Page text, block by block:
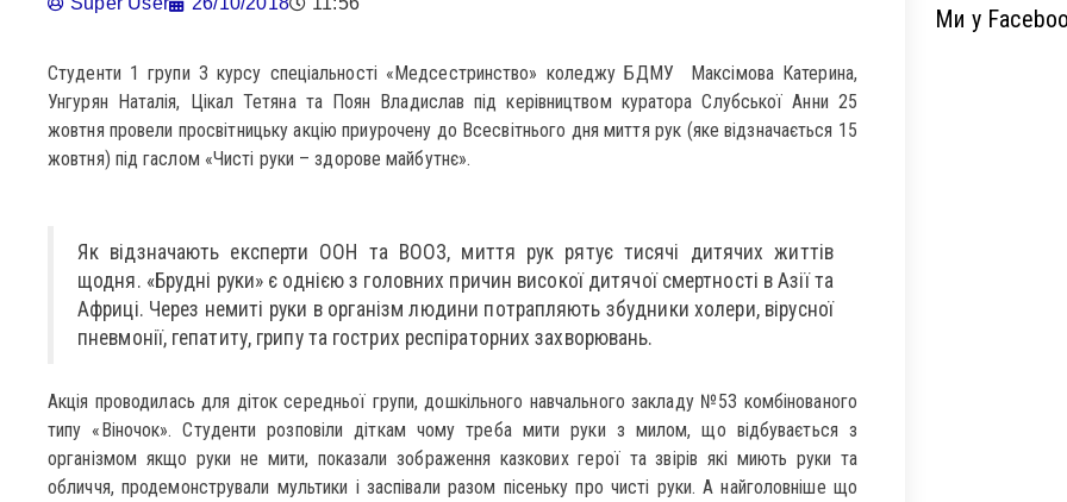
Студенти 1 групи 3 курсу спеціальності «Медсестринство» коледжу БДМУ Максімова Катерина,
Унгурян Наталія, Цікал Тетяна та Поян Владислав під керівництвом куратора Слубської Анни 25
жовтня провели просвітницьку акцію приурочену до Всесвітнього дня миття рук (яке відзначається 15
жовтня) під гаслом «Чисті руки – здорове майбутнє».
Як відзначають експерти ООН та ВООЗ, миття рук рятує тисячі дитячих життів
щодня. «Брудні руки» є однією з головних причин високої дитячої смертності в Азії та
Африці. Через немиті руки в організм людини потрапляють збудники холери, вірусної
пневмонії, гепатиту, грипу та гострих респіраторних захворювань.
Акція проводилась для діток середньої групи, дошкільного навчального закладу №53 комбінованого
типу «Віночок». Студенти розповіли діткам чому треба мити руки з милом, що відбувається з
організмом якщо руки не мити, показали зображення казкових герої та звірів які миють руки та
обличчя, продемонстрували мультики і заспівали разом пісеньку про чисті руки. А найголовніше що
Ми у